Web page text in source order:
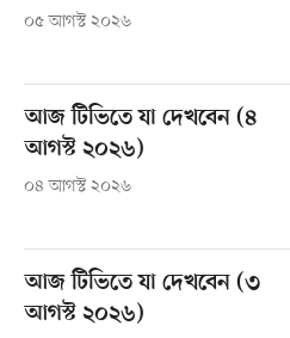
০৫ আগস্ট ২০২৬
আজ টিভিতে যা দেখবেন (৪
আগস্ট ২০২৬)
০৪ আগস্ট ২০২৬
আজ টিভিতে যা দেখবেন (৩
আগস্ট ২০২৬)